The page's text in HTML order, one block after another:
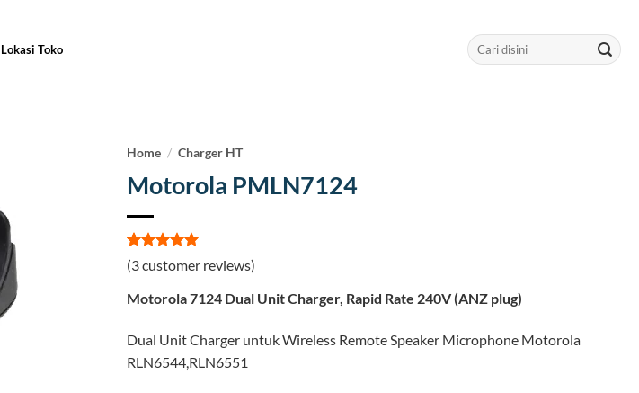
Lokasi Toko
Search
for:
Home / Charger HT
Motorola PMLN7124
Rated5
out of 5
3
customer
(3customer reviews)
Motorola 7124 Dual Unit Charger, Rapid Rate 240V (ANZ plug)
Dual Unit Charger untuk Wireless Remote Speaker Microphone Motorola
RLN6544,RLN6551